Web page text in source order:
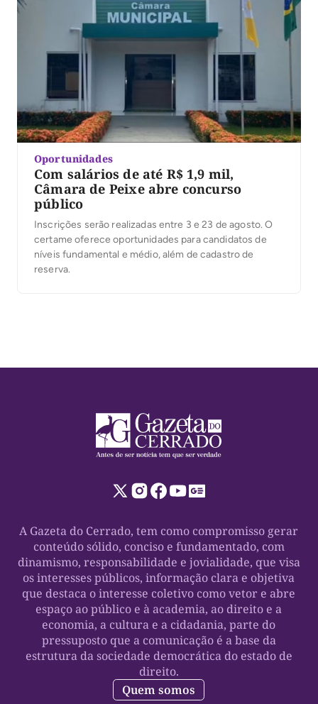
Oportunidades
Com salários de até R$ 1,9 mil,
Câmara de Peixe abre concurso
público
Inscrições serão realizadas entre 3 e 23 de agosto. O
certame oferece oportunidades para candidatos de
níveis fundamental e médio, além de cadastro de
reserva.
A Gazeta do Cerrado, tem como compromisso gerar
conteúdo sólido, conciso e fundamentado, com
dinamismo, responsabilidade e jovialidade, que visa
os interesses públicos, informação clara e objetiva
que destaca o interesse coletivo como vetor e abre
espaço ao público e à academia, ao direito e a
economia, a cultura e a cidadania, parte do
pressuposto que a comunicação é a base da
estrutura da sociedade democrática do estado de
direito.
Quem somos